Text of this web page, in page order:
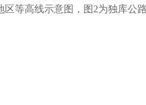
等高线示意图，图2为独库公